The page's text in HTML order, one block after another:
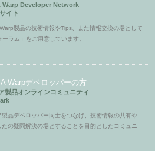
Warp Developer Network
イト
製品の技術情報やTips、また情報交換の場として
ーラム」をご用意しています。
Warpデベロッパーの方
製品オンラインコミュニティ
製品デベロッパー同士をつなげ、技術情報の共有や
たの疑問解決の場とすることを目的としたコミュニ